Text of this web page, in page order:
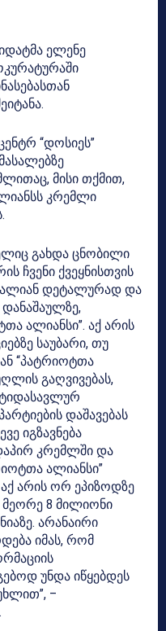
ელენე
“დოსიეს”
მისი თქმით,
კრემლი
გახდა ცნობილი
ჩვენი ქვეყნისთვის
დეტალურად და
ალიანსი”. აქ არის
საუბარი, თუ
“პატრიოტთა
გაღვივებას,
დაშავებას
იგზავნება
კრემლში და
ალიანსი”
არის ორ ეპიზოდზე
მეორე 8 მილიონი
არანაირი
იმას, რომ
უნდა იწყებდეს
–